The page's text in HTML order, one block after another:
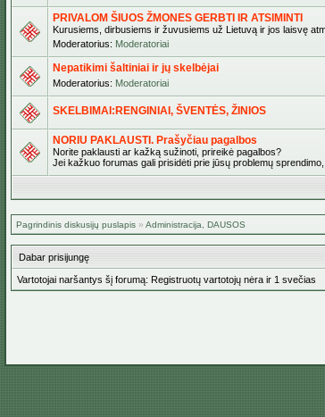
PRIVALOM ŠIUOS ŽMONES GERBTI IR ATSIMINTI
Kurusiems, dirbusiems ir žuvusiems už Lietuvą ir jos laisvę
Moderatorius: Moderatoriai
Nepatikimi šaltiniai ir jų skelbėjai
Moderatorius: Moderatoriai
SKELBIMAI:RENGINIAI, ŠVENTĖS, ŽINIOS
NORIU PAKLAUSTI. Prašyčiau pagalbos
Norite paklausti ar kažką sužinoti, prireikė pagalbos?
Jei kažkuo forumas gali prisidėti prie jūsų problemų
Pagrindinis diskusijų puslapis » Administracija, DAUSOS
Dabar prisijungę
Vartotojai naršantys šį forumą: Registruotų vartotojų nėra ir 1 svečias